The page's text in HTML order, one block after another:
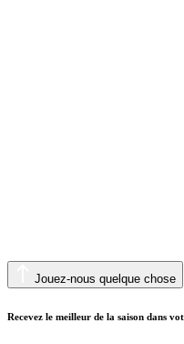
Jouez-nous quelque chose
Recevez le meilleur de la saison dans